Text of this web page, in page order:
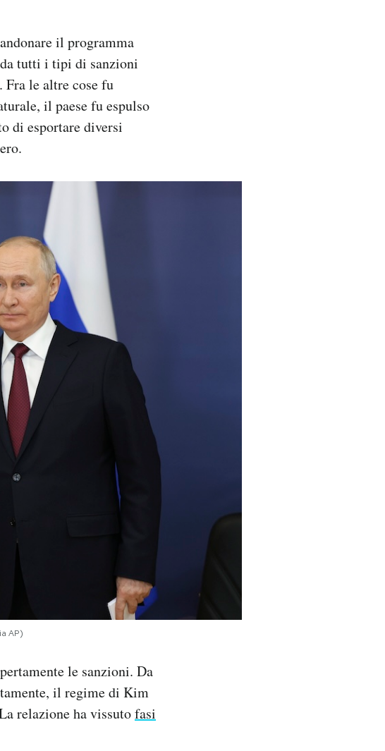
il programma
tutti i tipi di sanzioni
. Fra le altre cose fu
il paese fu espulso
di esportare diversi
AP)
le sanzioni. Da
il regime di Kim
relazione ha vissutofasi